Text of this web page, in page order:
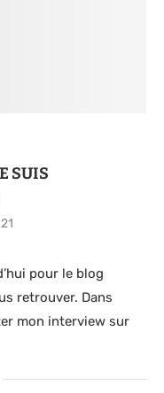
SUIS
pour le blog
retrouver. Dans
mon interview sur